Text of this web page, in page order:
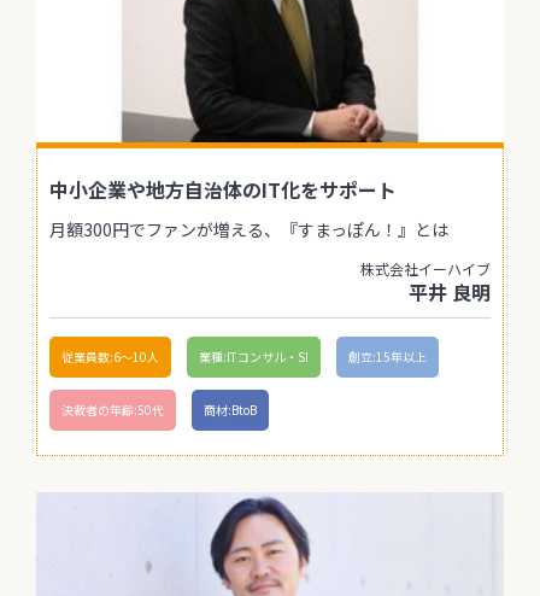
中小企業や地方自治体のIT化をサポート
月額300円でファンが増える、『すまっぽん！』とは
株式会社イーハイブ
平井 良明
従業員数:6～10人 業種:ITコンサル・SI 創立:15年以上
決裁者の年齢:50代 商材:BtoB